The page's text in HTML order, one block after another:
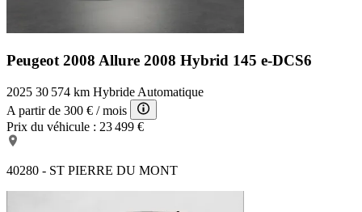
Peugeot 2008 Allure 2008 Hybrid 145 e-DCS6
2025 30 574 km Hybride Automatique
A partir de 300 € / mois
Prix du véhicule : 23 499 €
40280 - ST PIERRE DU MONT